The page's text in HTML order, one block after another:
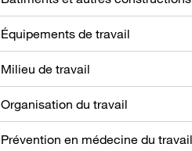
Équipements de travail
Milieu de travail
Organisation du travail
Prévention en médecine du travail